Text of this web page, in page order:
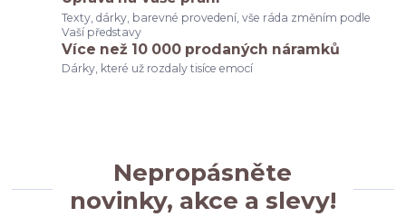
Texty, dárky, barevné provedení, vše ráda změním podle
Vaší představy
Více než 10 000 prodaných náramků
Dárky, které už rozdaly tisíce emocí
Nepropásněte
novinky, akce a slevy!